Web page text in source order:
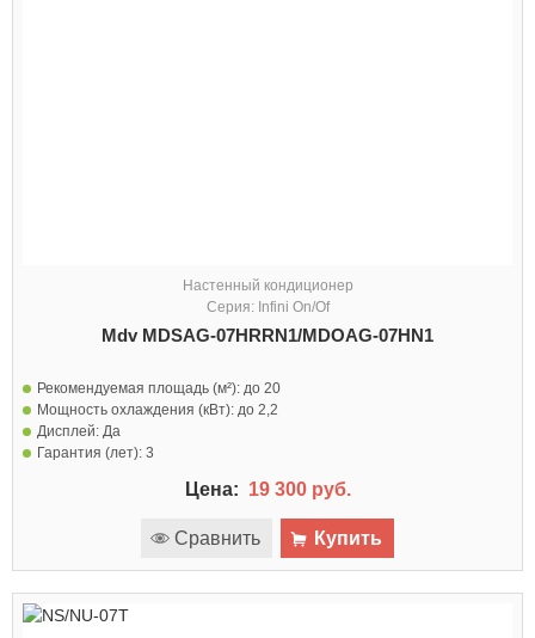
Настенный кондиционер
Серия: Infini On/Of
Mdv MDSAG-07HRRN1/MDOAG-07HN1
Рекомендуемая площадь (м²): до 20
Мощность охлаждения (кВт): до 2,2
Дисплей: Да
Гарантия (лет): 3
Цена: 19 300 руб.
Сравнить Купить